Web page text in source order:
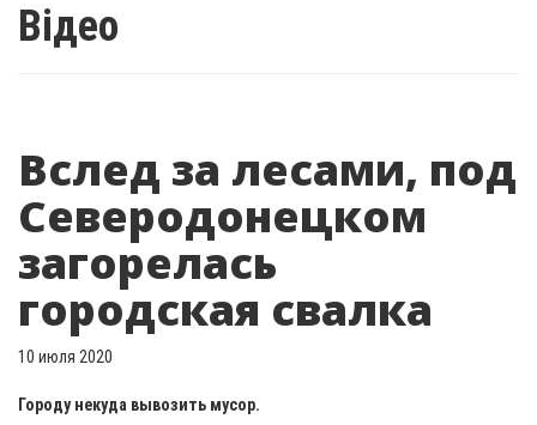
Відео
Вслед за лесами, под
Северодонецком
загорелась
городская свалка
10 июля 2020
Городу некуда вывозить мусор.